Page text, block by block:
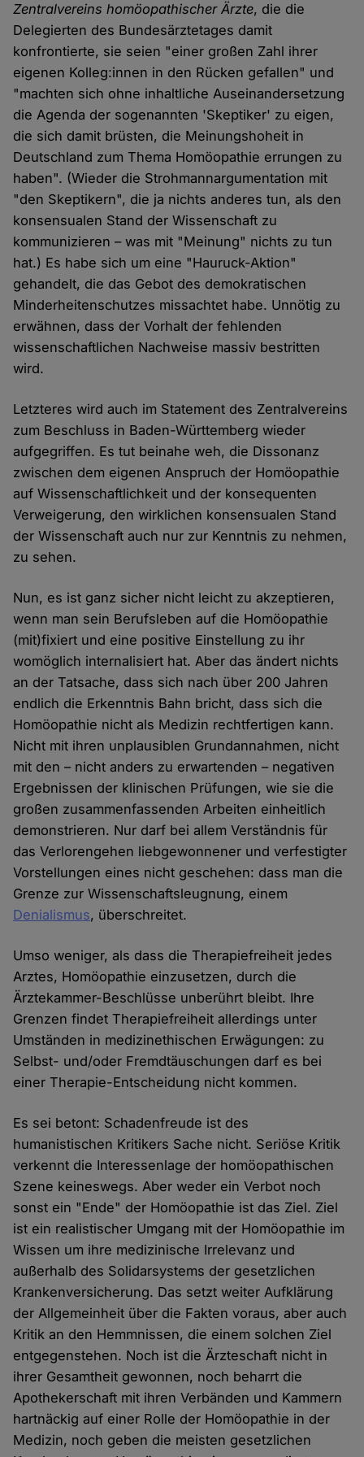
Zentralvereins homöopathischer Ärzte, die die
Delegierten des Bundesärztetages damit
konfrontierte, sie seien "einer großen Zahl ihrer
eigenen Kolleg:innen in den Rücken gefallen" und
"machten sich ohne inhaltliche Auseinandersetzung
die Agenda der sogenannten 'Skeptiker' zu eigen,
die sich damit brüsten, die Meinungshoheit in
Deutschland zum Thema Homöopathie errungen zu
haben". (Wieder die Strohmannargumentation mit
"den Skeptikern", die ja nichts anderes tun, als den
konsensualen Stand der Wissenschaft zu
kommunizieren – was mit "Meinung" nichts zu tun
hat.) Es habe sich um eine "Hauruck-Aktion"
gehandelt, die das Gebot des demokratischen
Minderheitenschutzes missachtet habe. Unnötig zu
erwähnen, dass der Vorhalt der fehlenden
wissenschaftlichen Nachweise massiv bestritten
wird.
Letzteres wird auch im Statement des Zentralvereins
zum Beschluss in Baden-Württemberg wieder
aufgegriffen. Es tut beinahe weh, die Dissonanz
zwischen dem eigenen Anspruch der Homöopathie
auf Wissenschaftlichkeit und der konsequenten
Verweigerung, den wirklichen konsensualen Stand
der Wissenschaft auch nur zur Kenntnis zu nehmen,
zu sehen.
Nun, es ist ganz sicher nicht leicht zu akzeptieren,
wenn man sein Berufsleben auf die Homöopathie
(mit)fixiert und eine positive Einstellung zu ihr
womöglich internalisiert hat. Aber das ändert nichts
an der Tatsache, dass sich nach über 200 Jahren
endlich die Erkenntnis Bahn bricht, dass sich die
Homöopathie nicht als Medizin rechtfertigen kann.
Nicht mit ihren unplausiblen Grundannahmen, nicht
mit den – nicht anders zu erwartenden – negativen
Ergebnissen der klinischen Prüfungen, wie sie die
großen zusammenfassenden Arbeiten einheitlich
demonstrieren. Nur darf bei allem Verständnis für
das Verlorengehen liebgewonnener und verfestigter
Vorstellungen eines nicht geschehen: dass man die
Grenze zur Wissenschaftsleugnung, einem
Denialismus, überschreitet.
Umso weniger, als dass die Therapiefreiheit jedes
Arztes, Homöopathie einzusetzen, durch die
Ärztekammer-Beschlüsse unberührt bleibt. Ihre
Grenzen findet Therapiefreiheit allerdings unter
Umständen in medizinethischen Erwägungen: zu
Selbst- und/oder Fremdtäuschungen darf es bei
einer Therapie-Entscheidung nicht kommen.
Es sei betont: Schadenfreude ist des
humanistischen Kritikers Sache nicht. Seriöse Kritik
verkennt die Interessenlage der homöopathischen
Szene keineswegs. Aber weder ein Verbot noch
sonst ein "Ende" der Homöopathie ist das Ziel. Ziel
ist ein realistischer Umgang mit der Homöopathie im
Wissen um ihre medizinische Irrelevanz und
außerhalb des Solidarsystems der gesetzlichen
Krankenversicherung. Das setzt weiter Aufklärung
der Allgemeinheit über die Fakten voraus, aber auch
Kritik an den Hemmnissen, die einem solchen Ziel
entgegenstehen. Noch ist die Ärzteschaft nicht in
ihrer Gesamtheit gewonnen, noch beharrt die
Apothekerschaft mit ihren Verbänden und Kammern
hartnäckig auf einer Rolle der Homöopathie in der
Medizin, noch geben die meisten gesetzlichen